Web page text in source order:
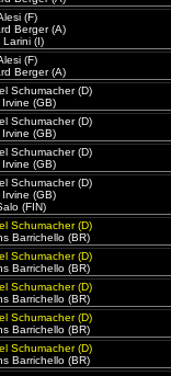
(F)
Berger (A)
Larini (I)
(F)
Berger (A)
Schumacher (D)
(GB)
Schumacher (D)
(GB)
Schumacher (D)
(GB)
Schumacher (D)
(GB)
(FIN)
Schumacher (D)
Barrichello (BR)
Schumacher (D)
Barrichello (BR)
Schumacher (D)
Barrichello (BR)
Schumacher (D)
Barrichello (BR)
Schumacher (D)
Barrichello (BR)